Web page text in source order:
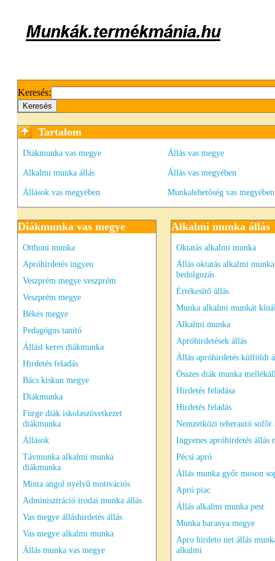
Keresés:
Tartalom
Diákmunka vas megye
Állás vas megye
Alkalmi munka állás
Állás vas megyében
Állások vas megyében
Munkalehetőség vas megyében
Diákmunka vas megye
Otthoni munka
Apróhirdetés ingyen
Veszprém megye veszprém
Veszprém megye
Békés megye
Pedagógus tanító
Állást keres diákmunka
Hirdetés feladás
Bács kiskun megye
Diákmunka
Fürge diák iskolaszövetkezet
diákmunka
Állások
Távmunka alkalmi munka
diákmunka
Minta angol nyelvű motivációs
Adminisztráció irodai munka állás
Vas megye álláshirdetés állás
Vas megye alkalmi munka
Állás munka vas megye
Alkalmi munka állás
Oktatás alkalmi munka
Állás oktatás alkalmi munka
bedolgozás
Értékesítő állás
Munka alkalmi munkát
Alkalmi munka
Apróhirdetések állás
Állás apróhirdetés külföldi
Összes diák munka
Hirdetés feladása
Hirdetés feladás
Nemzetközi teherautó sofőr
Ingyenes apróhirdetés állás
Pécsi apró
Állás munka győr moson
Apró piac
Állás alkalmi munka pest
Munka baranya megye
Apro hirdeto net állás
alkalmi